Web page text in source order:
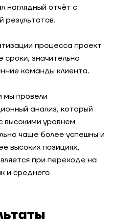
за IT-
развития
подготовка
через оценку и
Джет»
система оценки
человек
и повысить
с
развития
результатами
наглядный отчёт с
результатов.
процесса проект
сроки, значительно
команды клиента.
мы провели
анализ, который
высокими уровнем
чаще более успешны и
высоких позициях,
при переходе на
и среднего